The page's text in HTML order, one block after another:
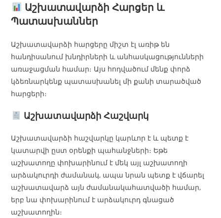
Աշխատավարձի Հարցեր և
Պատասխաններ
Աշխատավարձի հարցերը միշտ էլ առիթ են
հանդիսանում խնդիրների և անհասկացությունների
առաջացման համար։ Այս հոդվածում մենք փորձ
կձեռնարկենք պատասխանել մի քանի տարածված
հարցերի։
Աշխատավարձի Հաշվարկ
Աշխատավարձի հաշվարկը կարևոր է և պետք է
կատարվի ըստ օրենքի պահանջների։ Եթե
աշխատողը փոխարինում է մեկ այլ աշխատողի
արձակուրդի ժամանակ, ապա նրան պետք է վճարել
աշխատավարձ այն ժամանակահատվածի համար,
երբ նա փոխարինում է արձակուրդ գնացած
աշխատողին։